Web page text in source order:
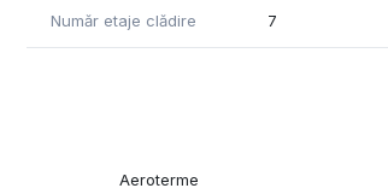
Număr etaje clădire 7
Aeroterme